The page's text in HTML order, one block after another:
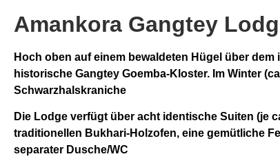
Amankora Gangtey
Hoch oben auf einem bewaldeten Hügel über dem
historische Gangtey Goemba‑Kloster. Im Winter
Schwarzhalskraniche
Die Lodge verfügt über acht identische Suiten (je
traditionellen Bukhari-Holzofen, eine gemütliche
separater Dusche/WC